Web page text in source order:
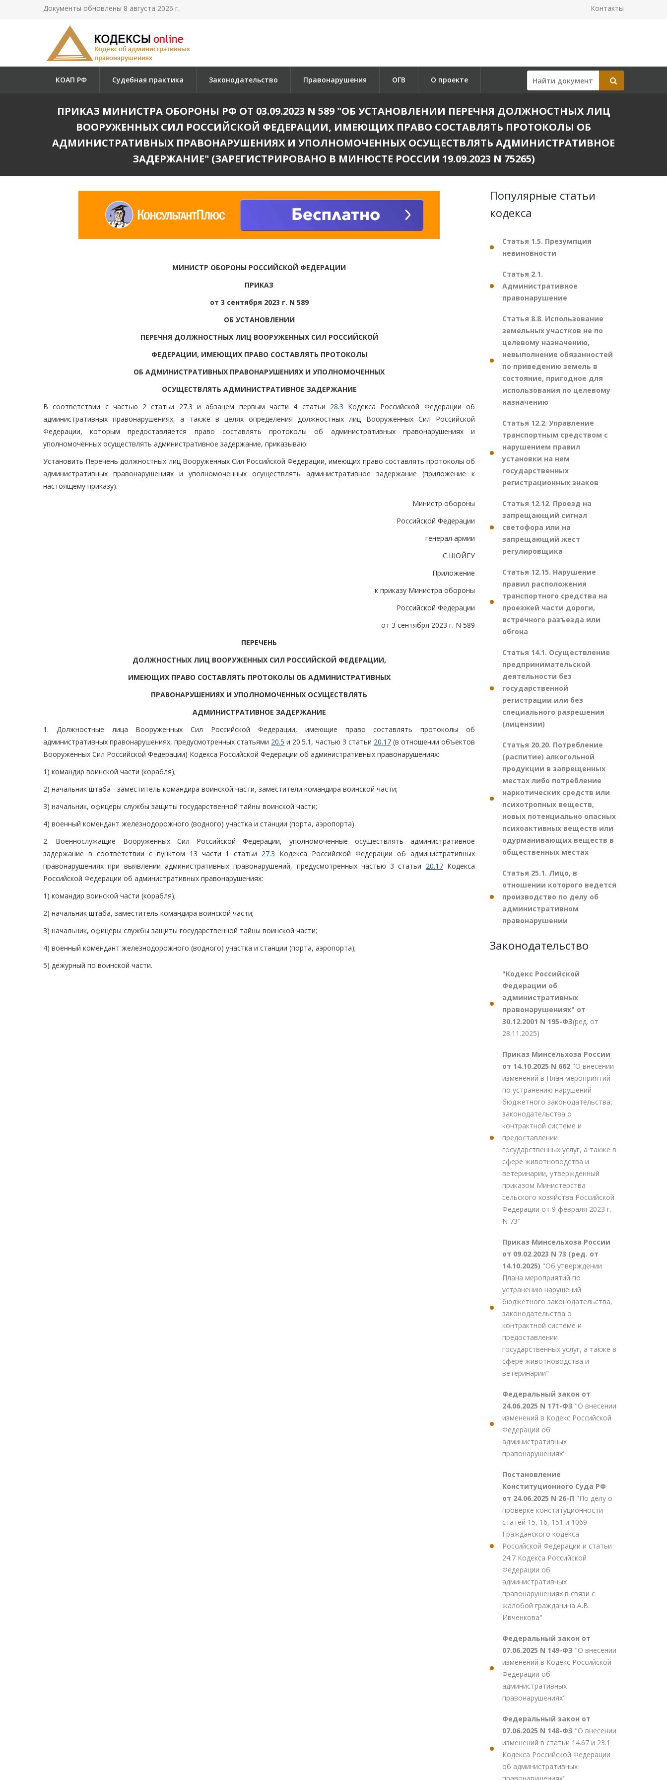
Документы обновлены 8 августа 2026 г. Контакты
КОАП РФ Судебная практика Законодательство Правонарушения ОГВ О проекте
ПРИКАЗ МИНИСТРА ОБОРОНЫ РФ ОТ 03.09.2023 N 589 "ОБ УСТАНОВЛЕНИИ ПЕРЕЧНЯ ДОЛЖНОСТНЫХ ЛИЦ
ВООРУЖЕННЫХ СИЛ РОССИЙСКОЙ ФЕДЕРАЦИИ, ИМЕЮЩИХ ПРАВО СОСТАВЛЯТЬ ПРОТОКОЛЫ ОБ
АДМИНИСТРАТИВНЫХ ПРАВОНАРУШЕНИЯХ И УПОЛНОМОЧЕННЫХ ОСУЩЕСТВЛЯТЬ АДМИНИСТРАТИВНОЕ
ЗАДЕРЖАНИЕ" (ЗАРЕГИСТРИРОВАНО В МИНЮСТЕ РОССИИ 19.09.2023 N 75265)
МИНИСТР ОБОРОНЫ РОССИЙСКОЙ ФЕДЕРАЦИИ
ПРИКАЗ
от 3 сентября 2023 г. N 589
ОБ УСТАНОВЛЕНИИ
ПЕРЕЧНЯ ДОЛЖНОСТНЫХ ЛИЦ ВООРУЖЕННЫХ СИЛ РОССИЙСКОЙ
ФЕДЕРАЦИИ, ИМЕЮЩИХ ПРАВО СОСТАВЛЯТЬ ПРОТОКОЛЫ
ОБ АДМИНИСТРАТИВНЫХ ПРАВОНАРУШЕНИЯХ И УПОЛНОМОЧЕННЫХ
ОСУЩЕСТВЛЯТЬ АДМИНИСТРАТИВНОЕ ЗАДЕРЖАНИЕ
В соответствии с частью 2 статьи 27.3 и абзацем первым части 4 статьи 28.3 Кодекса Российской Федерации об
административных правонарушениях, а также в целях определения должностных лиц Вооруженных Сил Российской
Федерации, которым предоставляется право составлять протоколы об административных правонарушениях и
уполномоченных осуществлять административное задержание, приказываю:
Установить Перечень должностных лиц Вооруженных Сил Российской Федерации, имеющих право составлять протоколы об
административных правонарушениях и уполномоченных осуществлять административное задержание (приложение к
настоящему приказу).
Министр обороны
Российской Федерации
генерал армии
С.ШОЙГУ
Приложение
к приказу Министра обороны
Российской Федерации
от 3 сентября 2023 г. N 589
ПЕРЕЧЕНЬ
ДОЛЖНОСТНЫХ ЛИЦ ВООРУЖЕННЫХ СИЛ РОССИЙСКОЙ ФЕДЕРАЦИИ,
ИМЕЮЩИХ ПРАВО СОСТАВЛЯТЬ ПРОТОКОЛЫ ОБ АДМИНИСТРАТИВНЫХ
ПРАВОНАРУШЕНИЯХ И УПОЛНОМОЧЕННЫХ ОСУЩЕСТВЛЯТЬ
АДМИНИСТРАТИВНОЕ ЗАДЕРЖАНИЕ
1. Должностные лица Вооруженных Сил Российской Федерации, имеющие право составлять протоколы об
административных правонарушениях, предусмотренных статьями 20.5 и 20.5.1, частью 3 статьи 20.17(в отношении объектов
Вооруженных Сил Российской Федерации) Кодекса Российской Федерации об административных правонарушениях:
1) командир воинской части (корабля);
2) начальник штаба - заместитель командира воинской части, заместители командира воинской части;
3) начальник, офицеры службы защиты государственной тайны воинской части;
4) военный комендант железнодорожного (водного) участка и станции (порта, аэропорта).
2. Военнослужащие Вооруженных Сил Российской Федерации, уполномоченные осуществлять административное
задержание в соответствии с пунктом 13 части 1 статьи 27.3 Кодекса Российской Федерации об административных
правонарушениях при выявлении административных правонарушений, предусмотренных частью 3 статьи 20.17Кодекса
Российской Федерации об административных правонарушениях:
1) командир воинской части (корабля);
2) начальник штаба, заместитель командира воинской части;
3) начальник, офицеры службы защиты государственной тайны воинской части;
4) военный комендант железнодорожного (водного) участка и станции (порта, аэропорта);
5) дежурный по воинской части.
Популярные статьи
кодекса
Статья 1.5. Презумпция
невиновности
Статья 2.1.
Административное
правонарушение
Статья 8.8. Использование
земельных участков не по
целевому назначению,
невыполнение обязанностей
по приведению земель в
состояние, пригодное для
использования по целевому
назначению
Статья 12.2. Управление
транспортным средством с
нарушением правил
установки на нем
государственных
регистрационных знаков
Статья 12.12. Проезд на
запрещающий сигнал
светофора или на
запрещающий жест
регулировщика
Статья 12.15. Нарушение
правил расположения
транспортного средства на
проезжей части дороги,
встречного разъезда или
обгона
Статья 14.1. Осуществление
предпринимательской
деятельности без
государственной
регистрации или без
специального разрешения
(лицензии)
Статья 20.20. Потребление
(распитие) алкогольной
продукции в запрещенных
местах либо потребление
наркотических средств или
психотропных веществ,
новых потенциально опасных
психоактивных веществ или
одурманивающих веществ в
общественных местах
Статья 25.1. Лицо, в
отношении которого ведется
производство по делу об
административном
правонарушении
Законодательство
"Кодекс Российской
Федерации об
административных
правонарушениях" от
30.12.2001 N 195-ФЗ(ред. от
28.11.2025)
Приказ Минсельхоза России
от 14.10.2025 N 662 "О внесении
изменений в План мероприятий
по устранению нарушений
бюджетного законодательства,
законодательства о
контрактной системе и
предоставлении
государственных услуг, а также в
сфере животноводства и
ветеринарии, утвержденный
приказом Министерства
сельского хозяйства Российской
Федерации от 9 февраля 2023 г.
N 73"
Приказ Минсельхоза России
от 09.02.2023 N 73 (ред. от
14.10.2025) "Об утверждении
Плана мероприятий по
устранению нарушений
бюджетного законодательства,
законодательства о
контрактной системе и
предоставлении
государственных услуг, а также в
сфере животноводства и
ветеринарии"
Федеральный закон от
24.06.2025 N 171-ФЗ "О внесении
изменений в Кодекс Российской
Федерации об
административных
правонарушениях"
Постановление
Конституционного Суда РФ
от 24.06.2025 N 26-П "По делу о
проверке конституционности
статей 15, 16, 151 и 1069
Гражданского кодекса
Российской Федерации и статьи
24.7 Кодекса Российской
Федерации об
административных
правонарушениях в связи с
жалобой гражданина А.В.
Ивченкова"
Федеральный закон от
07.06.2025 N 149-ФЗ "О внесении
изменений в Кодекс Российской
Федерации об
административных
правонарушениях"
Федеральный закон от
07.06.2025 N 148-ФЗ "О внесении
изменений в статьи 14.67 и 23.1
Кодекса Российской Федерации
об административных